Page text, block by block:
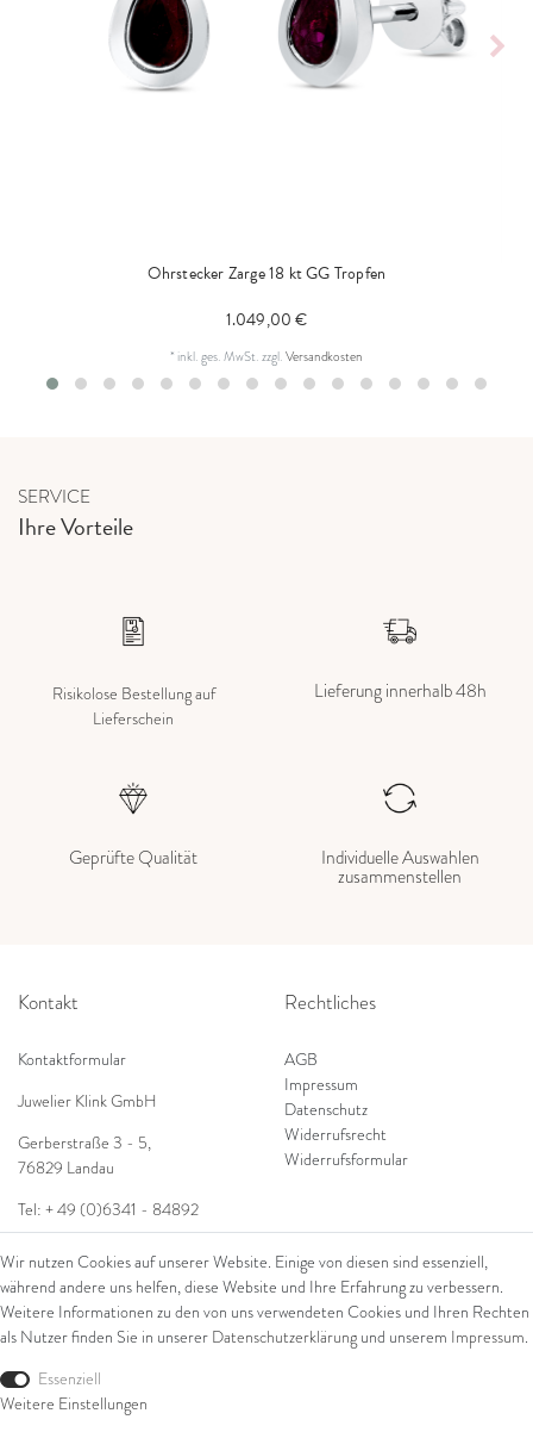
Ohrstecker Zarge 18 kt GG Tropfen
1.049,00 €
* inkl. ges. MwSt.zzgl.Versandkosten
SERVICE
Ihre Vorteile
Risikolose Bestellung auf
Lieferschein
Lieferung innerhalb 48h
Geprüfte Qualität Individuelle Auswahlen
zusammenstellen
Kontakt
Kontaktformular
Juwelier Klink GmbH
Gerberstraße 3 - 5,
76829 Landau
Tel: + 49 (0)6341 - 84892
info@juwelierklink.de
Ring
Armschmuck
Ohrschmuck
Rechtliches
AGB
Impressum
Datenschutz
Widerrufsrecht
Widerrufsformular
Wir nutzen Cookies auf unserer Website. Einige von diesen sind essenziell,
während andere uns helfen, diese Website und Ihre Erfahrung zu verbessern.
Weitere Informationen zu den von uns verwendeten Cookies und Ihren Rechten
als Nutzer finden Sie in unserer Daten­schutz­erklärung und unserem Impressum.
Essenziell
Weitere Einstellungen